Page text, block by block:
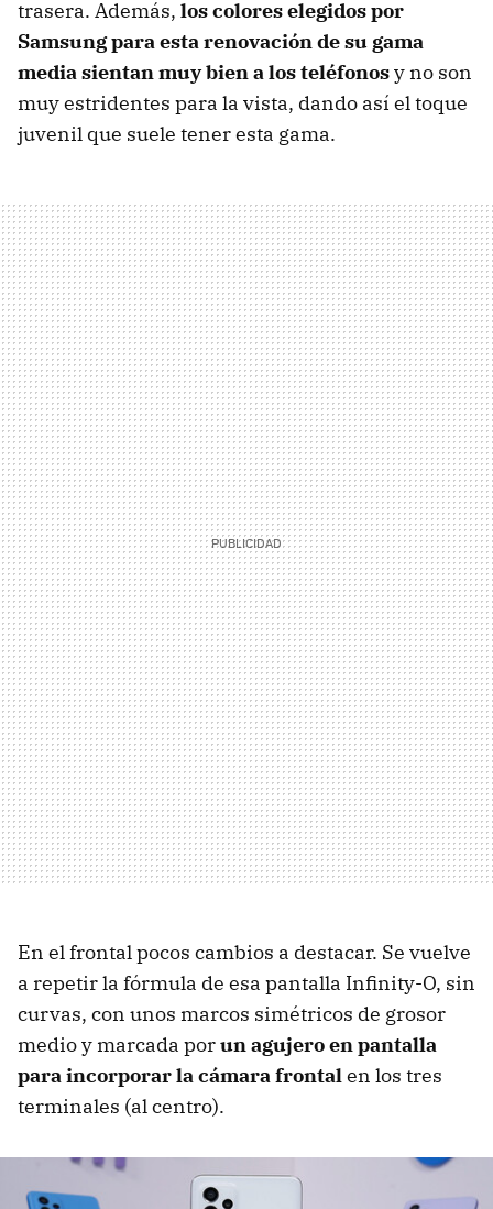
trasera. Además, los colores elegidos por
Samsung para esta renovación de su gama
media sientan muy bien a los teléfonosy no son
muy estridentes para la vista, dando así el toque
juvenil que suele tener esta gama.
En el frontal pocos cambios a destacar. Se vuelve
a repetir la fórmula de esa pantalla Infinity-O, sin
curvas, con unos marcos simétricos de grosor
medio y marcada porun agujero en pantalla
para incorporar la cámara frontalen los tres
terminales (al centro).